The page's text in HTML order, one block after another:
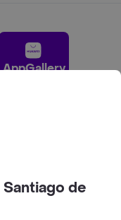
AppGallery
de